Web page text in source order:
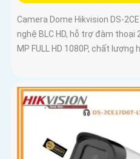
Camera Dome Hikvision DS-
nghệ BLC HD, hỗ trợ đàm thoại
MP FULL HD 1080P, chất lượng